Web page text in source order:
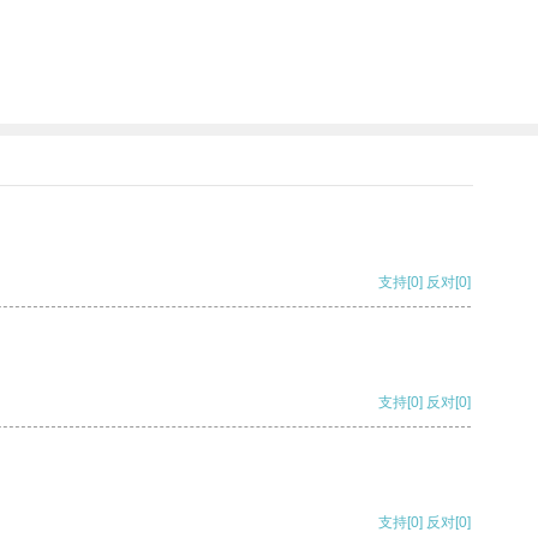
支持[0] 反对[0]
支持[0] 反对[0]
支持[0] 反对[0]